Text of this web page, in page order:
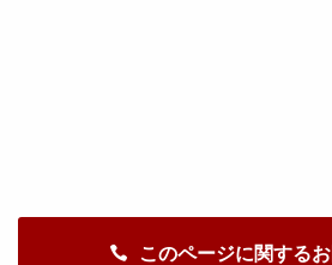
このページに関する